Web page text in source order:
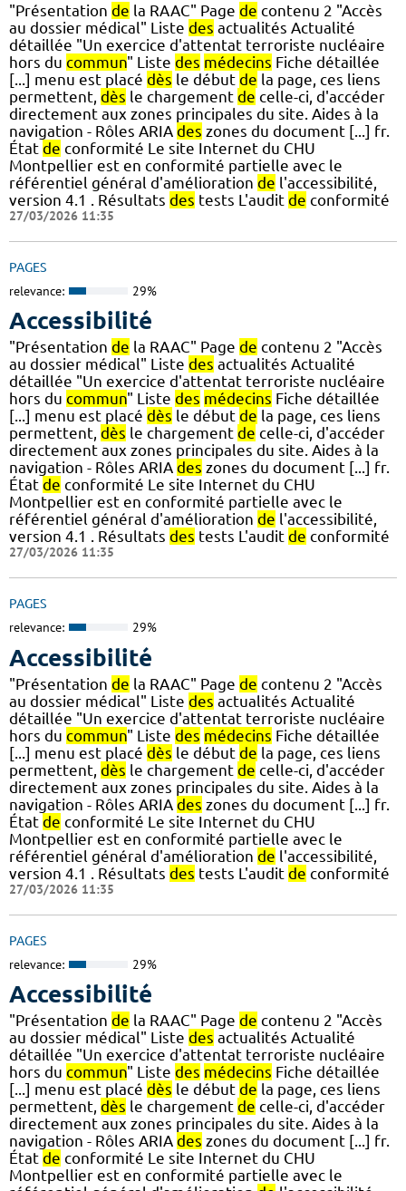
"Présentation de la RAAC" Page de contenu 2 "Accès
au dossier médical" Liste des actualités Actualité
détaillée "Un exercice d'attentat terroriste nucléaire
hors du commun" Liste des médecins Fiche détaillée
[...] menu est placé dès le début de la page, ces liens
permettent, dès le chargement de celle-ci, d'accéder
directement aux zones principales du site. Aides à la
navigation - Rôles ARIA des zones du document [...] fr.
État de conformité Le site Internet du CHU
Montpellier est en conformité partielle avec le
référentiel général d'amélioration de l'accessibilité,
version 4.1 . Résultats des tests L'audit de conformité
27/03/2026 11:35
PAGES
relevance: 29%
Accessibilité
"Présentation de la RAAC" Page de contenu 2 "Accès
au dossier médical" Liste des actualités Actualité
détaillée "Un exercice d'attentat terroriste nucléaire
hors du commun" Liste des médecins Fiche détaillée
[...] menu est placé dès le début de la page, ces liens
permettent, dès le chargement de celle-ci, d'accéder
directement aux zones principales du site. Aides à la
navigation - Rôles ARIA des zones du document [...] fr.
État de conformité Le site Internet du CHU
Montpellier est en conformité partielle avec le
référentiel général d'amélioration de l'accessibilité,
version 4.1 . Résultats des tests L'audit de conformité
27/03/2026 11:35
PAGES
relevance: 29%
Accessibilité
"Présentation de la RAAC" Page de contenu 2 "Accès
au dossier médical" Liste des actualités Actualité
détaillée "Un exercice d'attentat terroriste nucléaire
hors du commun" Liste des médecins Fiche détaillée
[...] menu est placé dès le début de la page, ces liens
permettent, dès le chargement de celle-ci, d'accéder
directement aux zones principales du site. Aides à la
navigation - Rôles ARIA des zones du document [...] fr.
État de conformité Le site Internet du CHU
Montpellier est en conformité partielle avec le
référentiel général d'amélioration de l'accessibilité,
version 4.1 . Résultats des tests L'audit de conformité
27/03/2026 11:35
PAGES
relevance: 29%
Accessibilité
"Présentation de la RAAC" Page de contenu 2 "Accès
au dossier médical" Liste des actualités Actualité
détaillée "Un exercice d'attentat terroriste nucléaire
hors du commun" Liste des médecins Fiche détaillée
[...] menu est placé dès le début de la page, ces liens
permettent, dès le chargement de celle-ci, d'accéder
directement aux zones principales du site. Aides à la
navigation - Rôles ARIA des zones du document [...] fr.
État de conformité Le site Internet du CHU
Montpellier est en conformité partielle avec le